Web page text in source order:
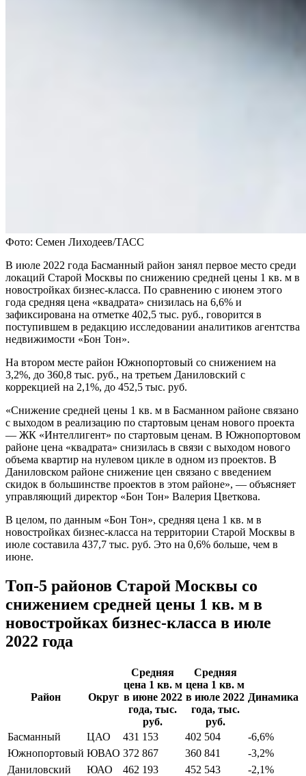
Фото: Семен Лиходеев/ТАСС
В июле 2022 года Басманный район занял первое место среди
локаций Старой Москвы по снижению средней цены 1 кв. м в
новостройках бизнес-класса. По сравнению с июнем этого
года средняя цена «квадрата» снизилась на 6,6% и
зафиксирована на отметке 402,5 тыс. руб., говорится в
поступившем в редакцию исследовании аналитиков агентства
недвижимости «Бон Тон».
На втором месте район Южнопортовый со снижением на
3,2%, до 360,8 тыс. руб., на третьем Даниловский с
коррекцией на 2,1%, до 452,5 тыс. руб.
«Снижение средней цены 1 кв. м в Басманном районе связано
с выходом в реализацию по стартовым ценам нового проекта
— ЖК «Интеллигент» по стартовым ценам. В Южнопортовом
районе цена «квадрата» снизилась в связи с выходом нового
объема квартир на нулевом цикле в одном из проектов. В
Даниловском районе снижение цен связано с введением
скидок в большинстве проектов в этом районе», — объясняет
управляющий директор «Бон Тон» Валерия Цветкова.
В целом, по данным «Бон Тон», средняя цена 1 кв. м в
новостройках бизнес-класса на территории Старой Москвы в
июле составила 437,7 тыс. руб. Это на 0,6% больше, чем в
июне.
Топ-5 районов Старой Москвы со
снижением средней цены 1 кв. м в
новостройках бизнес-класса в июле
2022 года
Район Округ
Средняя
цена 1 кв. м
в июне 2022
года, тыс.
руб.
Средняя
цена 1 кв. м
в июле 2022
года, тыс.
руб.
Динамика
Басманный ЦАО 431 153 402 504
-6,6%
Южнопортовый ЮВАО 372 867 360 841
-3,2%
Даниловский
ЮАО 462 193 452 543
-2,1%